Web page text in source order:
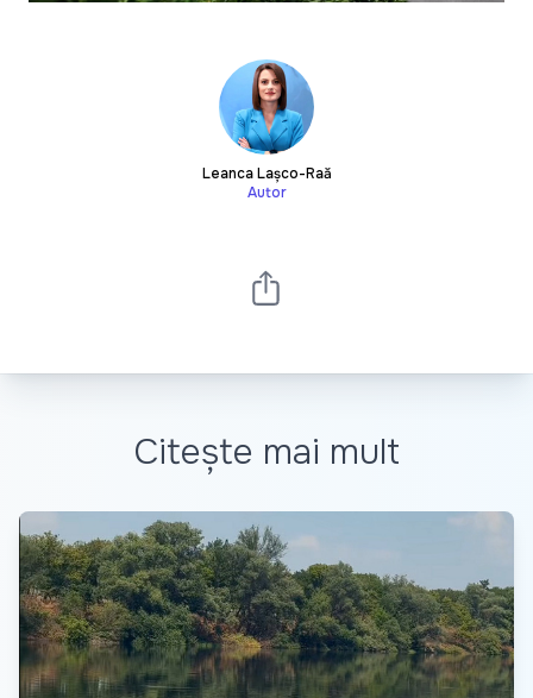
Leanca Lașco-Rață
Autor
Citește mai mult